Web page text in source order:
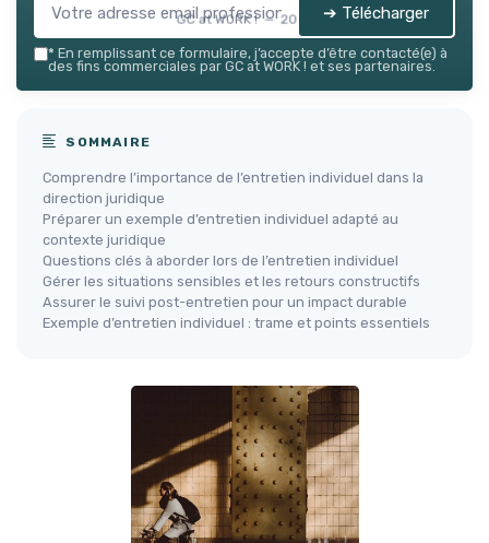
GC at WORK ! — 2026 ➔ Télécharger
* En remplissant ce formulaire, j’accepte d’être contacté(e) à
des fins commerciales par GC at WORK ! et ses partenaires.
SOMMAIRE
Comprendre l’importance de l’entretien individuel dans la
direction juridique
Préparer un exemple d’entretien individuel adapté au
contexte juridique
Questions clés à aborder lors de l’entretien individuel
Gérer les situations sensibles et les retours constructifs
Assurer le suivi post-entretien pour un impact durable
Exemple d’entretien individuel : trame et points essentiels